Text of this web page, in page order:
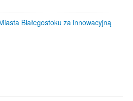
Białegostoku za innowacyjną